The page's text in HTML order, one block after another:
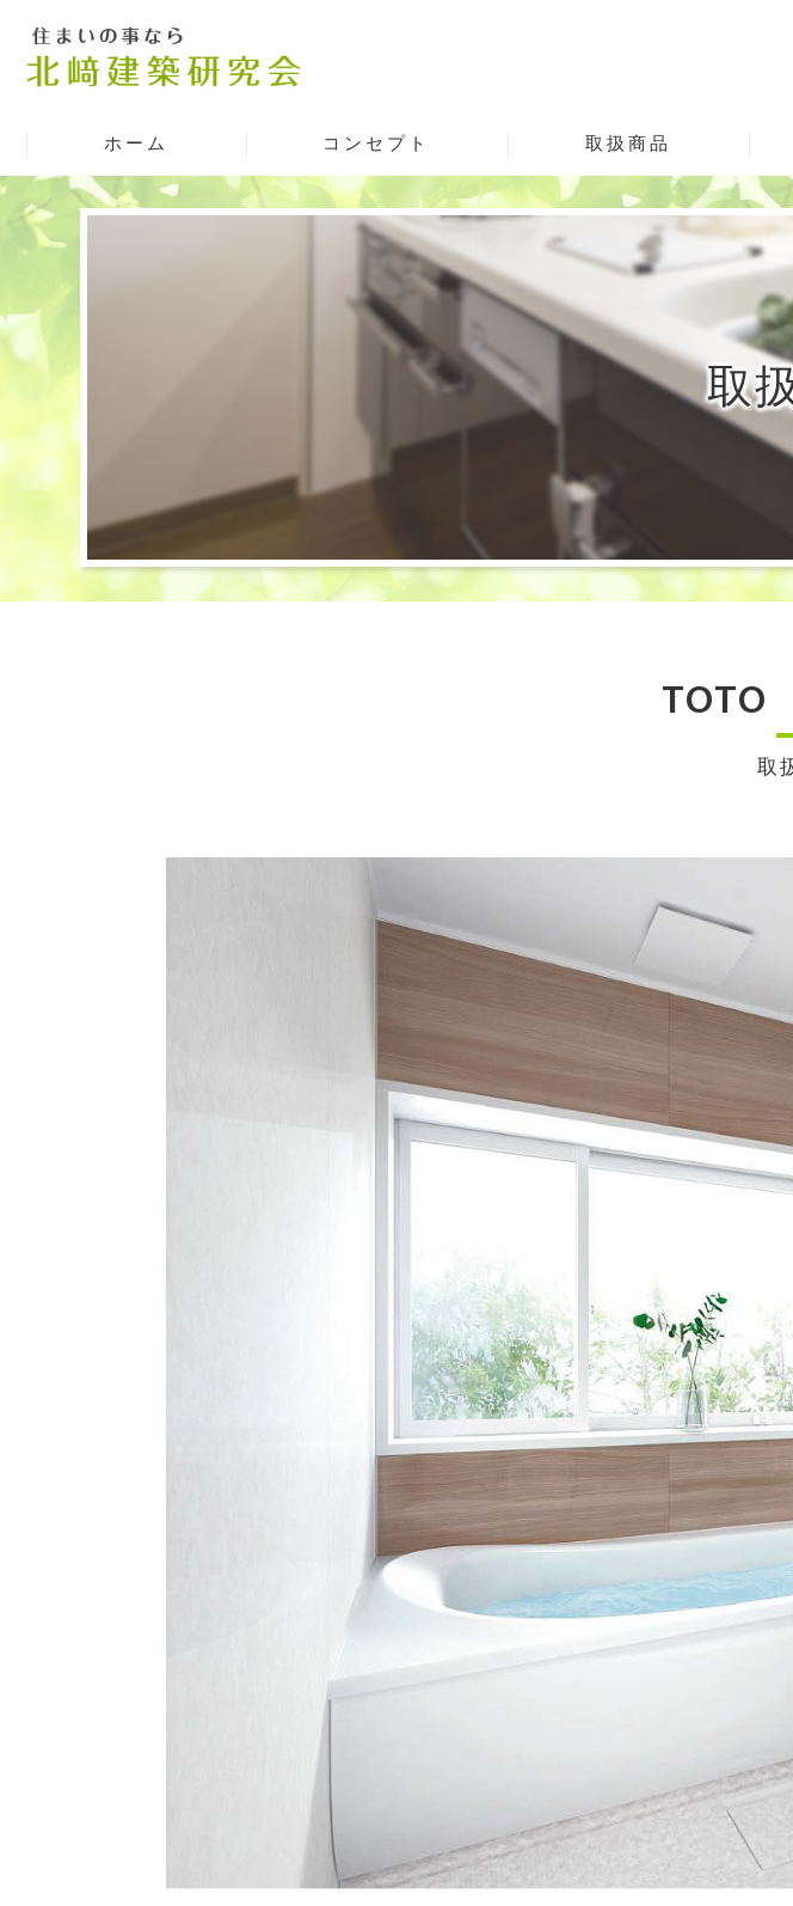
ホーム コンセプト
泉大津のリフォーム･北﨑建築研究会の口コミ情報
泉大津のリフォーム･北﨑建築研究会の評判
泉大津のリフォーム･北﨑建築研究会のお客様の声
取扱商品
取
取